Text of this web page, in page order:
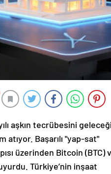
aşkın tecrübesini
Başarılı "yap-sat"
üzerinden Bitcoin (BTC)
Türkiye’nin inşaat